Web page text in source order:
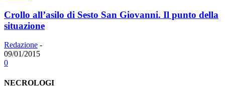
Crollo all’asilo di Sesto San Giovanni. Il punto della
situazione
Redazione -
09/01/2015
0
NECROLOGI